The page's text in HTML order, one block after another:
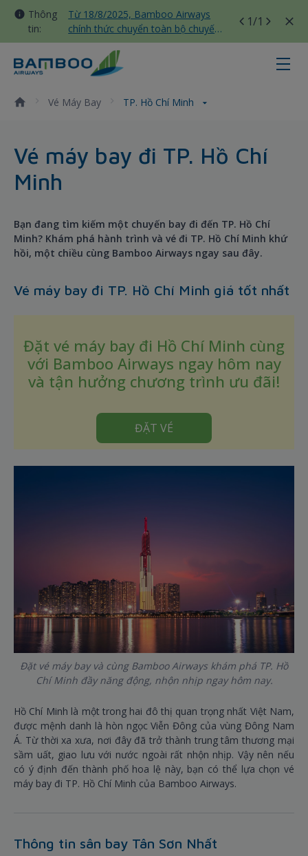
Thông
tin:
Từ 18/8/2025, Bamboo Airways
chính thức chuyển toàn bộ chuyến
bay nội địa sang nhà ga T3 Tân
Sơn Nhất
1/1
TP. Hồ Chí Minh - Bamboo
Vé Máy Bay TP. Hồ Chí Minh
Vé máy bay đi TP. Hồ Chí
Minh
Bạn đang tìm kiếm một chuyến bay đi đến TP. Hồ Chí
Minh? Khám phá hành trình và vé đi TP. Hồ Chí Minh khứ
hồi, một chiều cùng Bamboo Airways ngay sau đây.
Vé máy bay đi TP. Hồ Chí Minh giá tốt nhất
Đặt vé máy bay đi Hồ Chí Minh cùng
với Bamboo Airways ngay hôm nay
và tận hưởng chương trình ưu đãi!
ĐẶT VÉ
Đặt vé máy bay và cùng Bamboo Airways khám phá TP. Hồ
Chí Minh đầy năng động, nhộn nhịp ngay hôm nay.
Hồ Chí Minh là một trong hai đô thị quan trọng nhất Việt Nam,
được mệnh danh là hòn ngọc Viễn Đông của vùng Đông Nam
Á. Từ thời xa xưa, nơi đây đã trở thành trung tâm thương mại
sầm uất, giao lưu với nước ngoài rất nhộn nhịp. Vậy nên nếu
có ý định đến thành phố hoa lệ này, bạn có thể lựa chọn vé
máy bay đi TP. Hồ Chí Minh của Bamboo Airways.
Thông tin sân bay Tân Sơn Nhất